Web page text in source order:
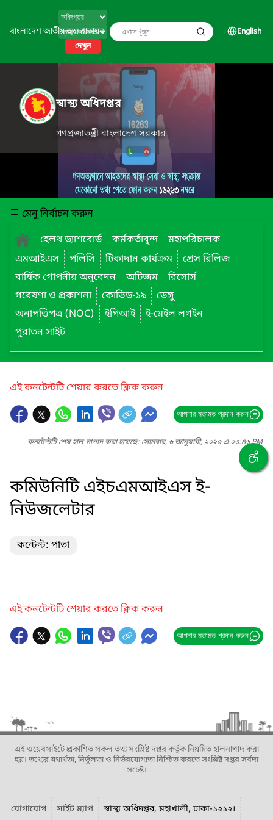
বাংলাদেশ জাতীয় তথ্য বাতায়ন
দেখুন
English
স্বাস্থ্য অধিদপ্তর
গণপ্রজাতন্ত্রী বাংলাদেশ সরকার
মেনু নির্বাচন করুন
হেলথ ড্যাশবোর্ড
কর্মকর্তাবৃন্দ
মহাপরিচালক
এমআইএস
পলিসি টিকাদান কার্যক্রম
প্রেস রিলিজ
বার্ষিক গোপনীয় অনুবেদন
অটিজম
রিসোর্স
গবেষণা ও প্রকাশনা
কোভিড-১৯
ডেঙ্গু
অনাপত্তিপত্র (NOC)
ইপিআই
ই-মেইল লগইন
পুরাতন সাইট
এই কনটেন্টটি শেয়ার করতে ক্লিক করুন
আপনার মতামত প্রদান করুন
কনটেন্টটি শেষ হাল-নাগাদ করা হয়েছে: সোমবার, ৬ জানুয়ারী, ২০২৫ এ ০৩:৪৬ PM
কমিউনিটি এইচএমআইএস ই-
নিউজলেটার
কন্টেন্ট: পাতা
এই কনটেন্টটি শেয়ার করতে ক্লিক করুন
আপনার মতামত প্রদান করুন
এই ওয়েবসাইটে প্রকাশিত সকল তথ্য সংশ্লিষ্ট দপ্তর কর্তৃক নিয়মিত হালনাগাদ করা
হয়। তথ্যের যথার্থতা, নির্ভুলতা ও নির্ভরযোগ্যতা নিশ্চিত করতে সংশ্লিষ্ট দপ্তর সর্বদা
সচেষ্ট।
যোগাযোগ সাইট ম্যাপ স্বাস্থ্য অধিদপ্তর, মহাখালী, ঢাকা-১২১২।